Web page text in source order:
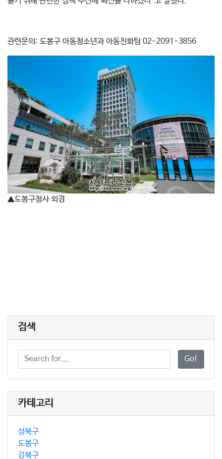
관련문의: 도봉구 아동청소년과 아동친화팀 02-2091-3856
▲도봉구청사 외경
검색
Go!
카테고리
성북구
도봉구
강북구